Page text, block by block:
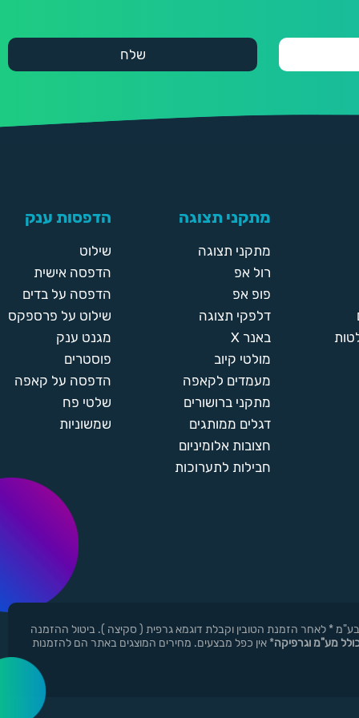
מתקני תצוגה
מתקני תצוגה
רול אפ
פופ אפ
דלפקי תצוגה
באנר X
מולטי קיוב
מעמדים לקאפה
מתקני ברושורים
דגלים ממותגים
חצובות אלומיניום
חבילות לתערוכות
הדפסות ענק
שילוט
הדפסה אישית
הדפסה על בדים
שילוט על פרספקס
מגנט ענק
פוסטרים
הדפסה על קאפה
שלטי פח
שמשוניות
ר.י.ד בע"מ * לאחר הזמנת הטובין וקבלת דוגמא גרפית ( סקיצה ). ביטול ההזמנה
מע"מ וגרפיקה* אין כפל מבצעים. מחירים המוצגים באתר הם להזמנות